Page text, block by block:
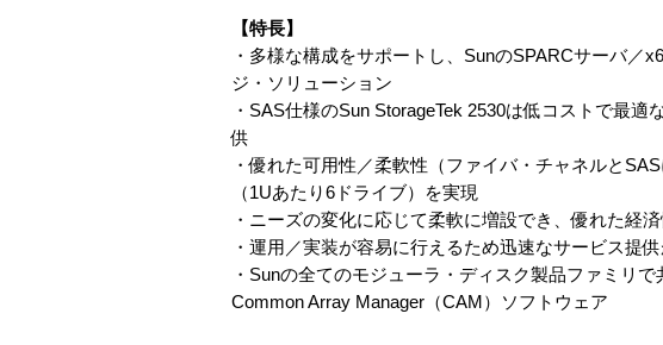
【特長】
・多様な構成をサポートし、SunのSPARCサーバ／
ジ・ソリューション
・SAS仕様のSun StorageTek 2530は低コストで最
供
・優れた可用性／柔軟性（ファイバ・チャネルと
（1Uあたり6ドライブ）を実現
・ニーズの変化に応じて柔軟に増設でき、優れた経
・運用／実装が容易に行えるため迅速なサービス提
・Sunの全てのモジューラ・ディスク製品ファミリ
Common Array Manager（CAM）ソフトウェア